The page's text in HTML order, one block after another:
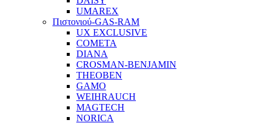
UMAREX
Πιστονιού-GAS-RAM
UX EXCLUSIVE
COMETA
DIANA
CROSMAN-BENJAMIN
THEOBEN
GAMO
WEIHRAUCH
MAGTECH
NORICA